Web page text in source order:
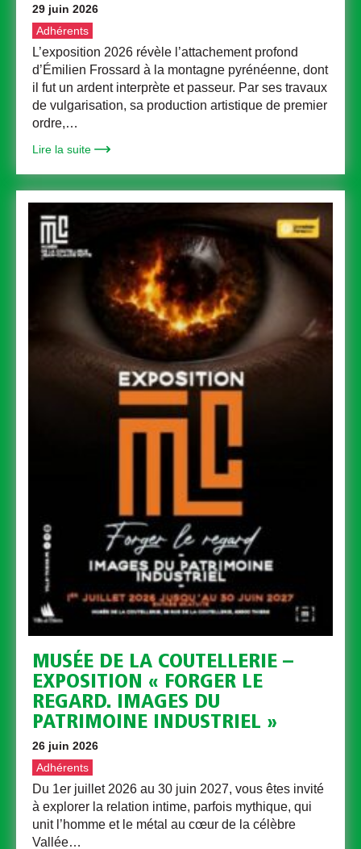
29 juin 2026
Adhérents
L’exposition 2026 révèle l’attachement profond
d’Émilien Frossard à la montagne pyrénéenne, dont
il fut un ardent interprète et passeur. Par ses travaux
de vulgarisation, sa production artistique de premier
ordre,…
Lire la suite
MUSÉE DE LA COUTELLERIE –
EXPOSITION « FORGER LE
REGARD. IMAGES DU
PATRIMOINE INDUSTRIEL »
26 juin 2026
Adhérents
Du 1er juillet 2026 au 30 juin 2027, vous êtes invité
à explorer la relation intime, parfois mythique, qui
unit l’homme et le métal au cœur de la célèbre
Vallée…